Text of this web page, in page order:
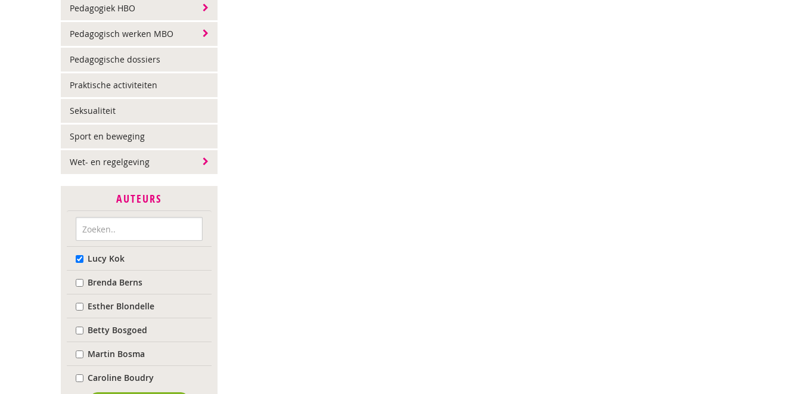
Pedagogiek HBO
Pedagogisch werken MBO
Pedagogische dossiers
Praktische activiteiten
Seksualiteit
Sport en beweging
Wet- en regelgeving
AUTEURS
Lucy Kok
Brenda Berns
Esther Blondelle
Betty Bosgoed
Martin Bosma
Caroline Boudry